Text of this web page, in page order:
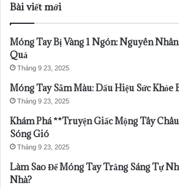
Bài viết mới
Móng Tay Bị Vàng 1 Ngón: Nguyên
Quả
Tháng 9 23, 2025
Móng Tay Sẫm Màu: Dấu Hiệu Sức Khỏe
Tháng 9 23, 2025
Khám Phá **Truyện Giấc Mộng Tây
Sóng Gió
Tháng 9 23, 2025
Làm Sao Để Móng Tay Trắng Sáng Tự
Nhà?